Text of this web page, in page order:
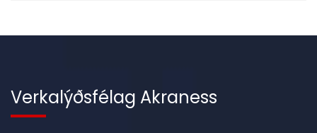
Verkalýðsfélag Akraness